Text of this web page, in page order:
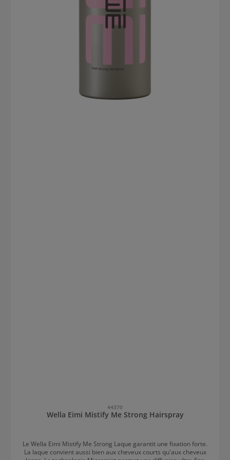
44370
Wella Eimi Mistify Me Strong Hairspray
Le Wella Eimi Mistify Me Strong Laque garantit une fixation forte.
La laque convient aussi bien aux cheveux courts qu'aux cheveux